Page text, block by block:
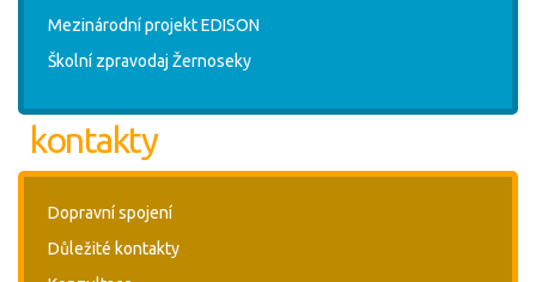
Mezinárodní projekt EDISON
Školní zpravodaj Žernoseky
kontakty
Dopravní spojení
Důležité kontakty